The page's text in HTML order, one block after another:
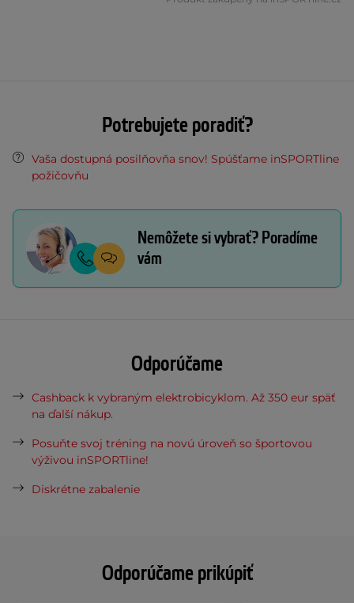
Odporúčame prikúpiť
Potrebujete poradiť?
Vaša dostupná posilňovňa snov! Spúšťame inSPORTline
požičovňu
Nemôžete si vybrať? Poradíme
vám
Odporúčame
Cashback k vybraným elektrobicyklom. Až 350 eur späť
na ďalší nákup.
Posuňte svoj tréning na novú úroveň so športovou
výživou inSPORTline!
Diskrétne zabalenie